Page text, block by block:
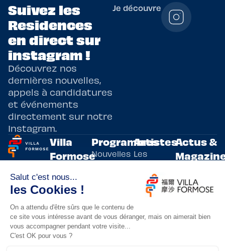
Suivez les
Residences
en direct sur
instagram !
Découvrez nos
dernières nouvelles,
appels à candidatures
et événements
directement sur notre
Instagram.
Je découvre
Programmes
de
résidences
artistiques
bilatérales,
entre la
France et
Taïwan.
Villa
Formose
Adoptez
un artiste
Lieux de
résidence
Programmes
Nouvelles
écritures
Arts
vivants
innovants
Artistes
Les
artistes
résidents
Evènements
Actus &
actualités